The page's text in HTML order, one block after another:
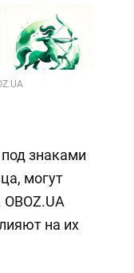
знаками
могут
на их